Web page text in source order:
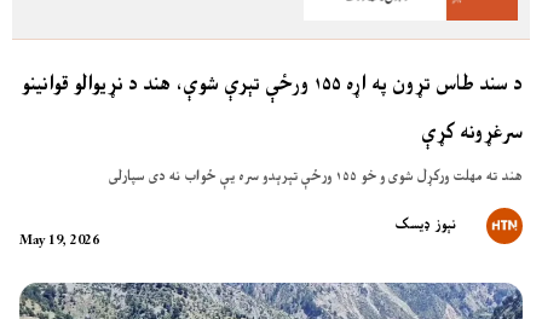
د سند طاس تړون په اړه ۱۵۵ ورځې تېرې شوې، هند د نړیوالو قوانینو
سرغړونه کړې
هند ته مهلت ورکړل شوی و خو ۱۵۵ ورځې تېرېدو سره یې ځواب نه دی سپارلی
May 19, 2026
نېوز ډیسک